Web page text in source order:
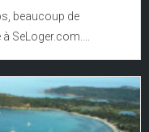
beaucoup de
SeLoger.com....